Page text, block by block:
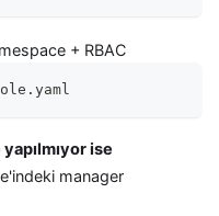
+ RBAC
ise
manager